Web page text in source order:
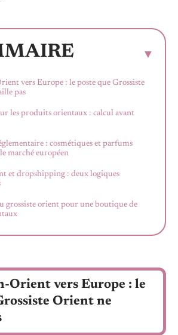
vers Europe : le poste que Grossiste
pas
les produits orientaux : calcul avant
: cosmétiques et parfums
marché européen
et dropshipping : deux logiques
grossiste orient pour une boutique de
Orient vers Europe : le
Orient ne